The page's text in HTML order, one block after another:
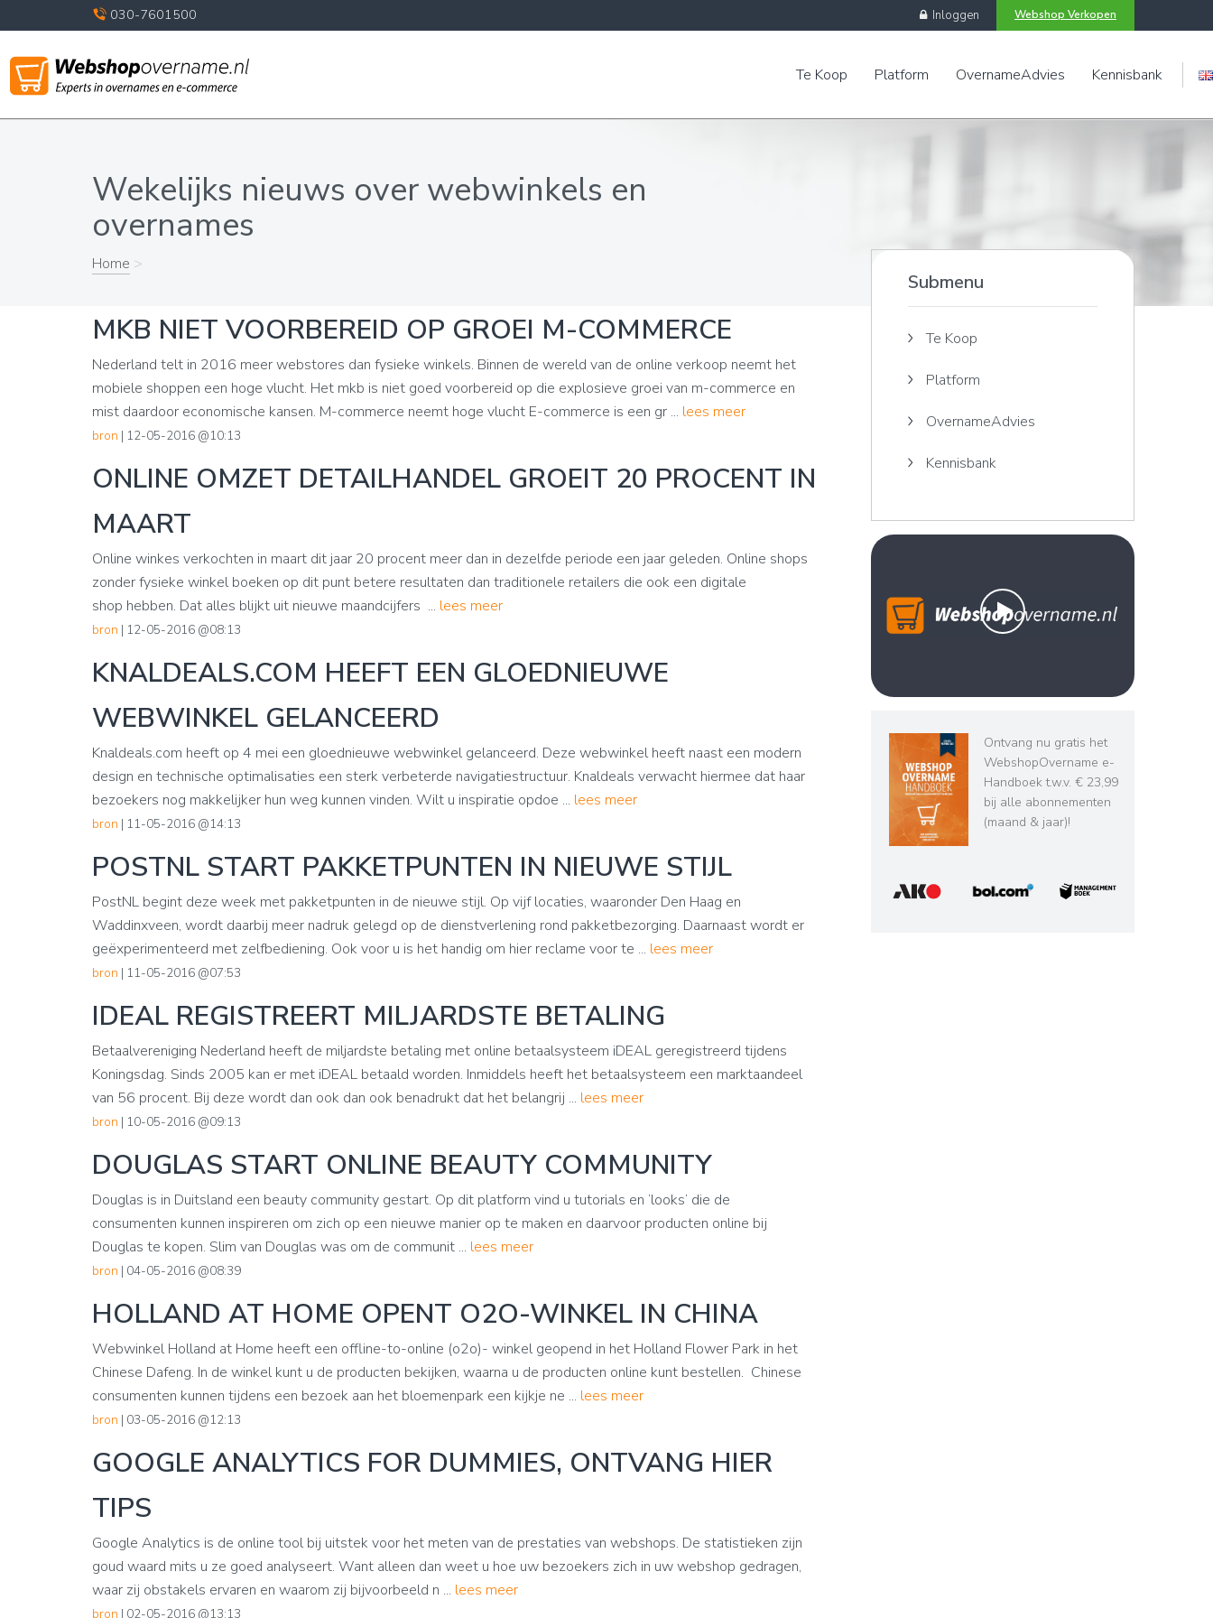
030-7601500 Webshop Verkopen
Inloggen
Engels
Te Koop Platform OvernameAdvies Kennisbank
Wekelijks nieuws over webwinkels en
overnames
Home >
MKB NIET VOORBEREID OP GROEI M-COMMERCE
Nederland telt in 2016 meer webstores dan fysieke winkels. Binnen de wereld van de online verkoop neemt het
mobiele shoppen een hoge vlucht. Het mkb is niet goed voorbereid op die explosieve groei van m-commerce en
mist daardoor economische kansen. M-commerce neemt hoge vlucht E-commerce is een gr ... lees meer
bron | 12-05-2016 @10:13
ONLINE OMZET DETAILHANDEL GROEIT 20 PROCENT IN
MAART
Online winkes verkochten in maart dit jaar 20 procent meer dan in dezelfde periode een jaar geleden. Online shops
zonder fysieke winkel boeken op dit punt betere resultaten dan traditionele retailers die ook een digitale
shop hebben. Dat alles blijkt uit nieuwe maandcijfers ... lees meer
bron | 12-05-2016 @08:13
KNALDEALS.COM HEEFT EEN GLOEDNIEUWE
WEBWINKEL GELANCEERD
Knaldeals.com heeft op 4 mei een gloednieuwe webwinkel gelanceerd. Deze webwinkel heeft naast een modern
design en technische optimalisaties een sterk verbeterde navigatiestructuur. Knaldeals verwacht hiermee dat haar
bezoekers nog makkelijker hun weg kunnen vinden. Wilt u inspiratie opdoe ... lees meer
bron | 11-05-2016 @14:13
POSTNL START PAKKETPUNTEN IN NIEUWE STIJL
PostNL begint deze week met pakketpunten in de nieuwe stijl. Op vijf locaties, waaronder Den Haag en
Waddinxveen, wordt daarbij meer nadruk gelegd op de dienstverlening rond pakketbezorging. Daarnaast wordt er
geëxperimenteerd met zelfbediening. Ook voor u is het handig om hier reclame voor te ... lees meer
bron | 11-05-2016 @07:53
IDEAL REGISTREERT MILJARDSTE BETALING
Betaalvereniging Nederland heeft de miljardste betaling met online betaalsysteem iDEAL geregistreerd tijdens
Koningsdag. Sinds 2005 kan er met iDEAL betaald worden. Inmiddels heeft het betaalsysteem een marktaandeel
van 56 procent. Bij deze wordt dan ook dan ook benadrukt dat het belangrij ... lees meer
bron | 10-05-2016 @09:13
DOUGLAS START ONLINE BEAUTY COMMUNITY
Douglas is in Duitsland een beauty community gestart. Op dit platform vind u tutorials en ‘looks’ die de
consumenten kunnen inspireren om zich op een nieuwe manier op te maken en daarvoor producten online bij
Douglas te kopen. Slim van Douglas was om de communit ... lees meer
bron | 04-05-2016 @08:39
HOLLAND AT HOME OPENT O2O-WINKEL IN CHINA
Webwinkel Holland at Home heeft een offline-to-online (o2o)- winkel geopend in het Holland Flower Park in het
Chinese Dafeng. In de winkel kunt u de producten bekijken, waarna u de producten online kunt bestellen. Chinese
consumenten kunnen tijdens een bezoek aan het bloemenpark een kijkje ne ... lees meer
bron | 03-05-2016 @12:13
GOOGLE ANALYTICS FOR DUMMIES, ONTVANG HIER
TIPS
Google Analytics is de online tool bij uitstek voor het meten van de prestaties van webshops. De statistieken zijn
goud ​waard mits u ze goed analyseert. Want alleen dan weet u hoe uw bezoekers zich in uw webshop gedragen,
waar zij obstakels ervaren en waarom zij bijvoorbeeld n ... lees meer
bron | 02-05-2016 @13:13
Submenu
Te Koop
Platform
OvernameAdvies
Kennisbank
Ontvang nu gratis het
WebshopOvername e-
Handboek t.w.v. € 23,99
bij alle abonnementen
(maand & jaar)!